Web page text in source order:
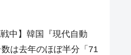
戦中】韓国『現代自動
は去年のほぼ半分「71